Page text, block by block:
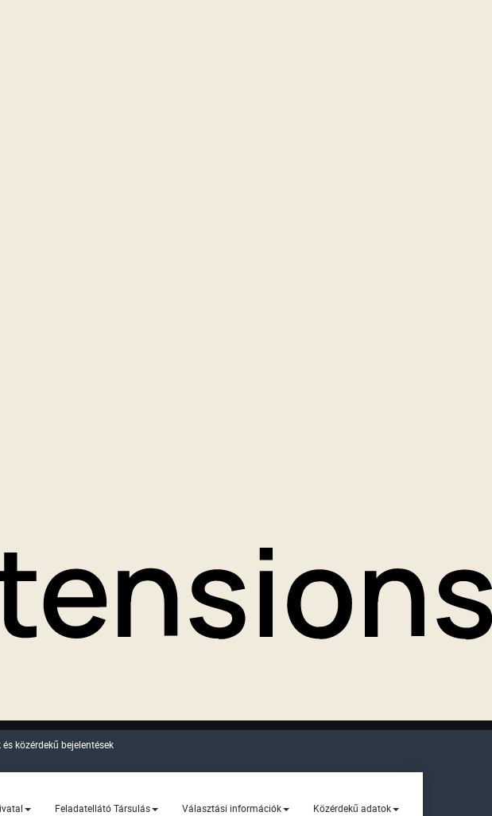
közérdekű bejelentések
Feladatellátó Társulás Választási információk Közérdekű adatok